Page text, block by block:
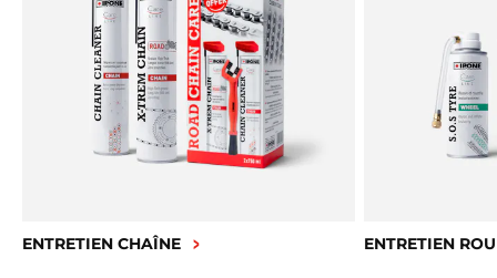
ENTRETIEN CHAÎNE ENTRETIEN